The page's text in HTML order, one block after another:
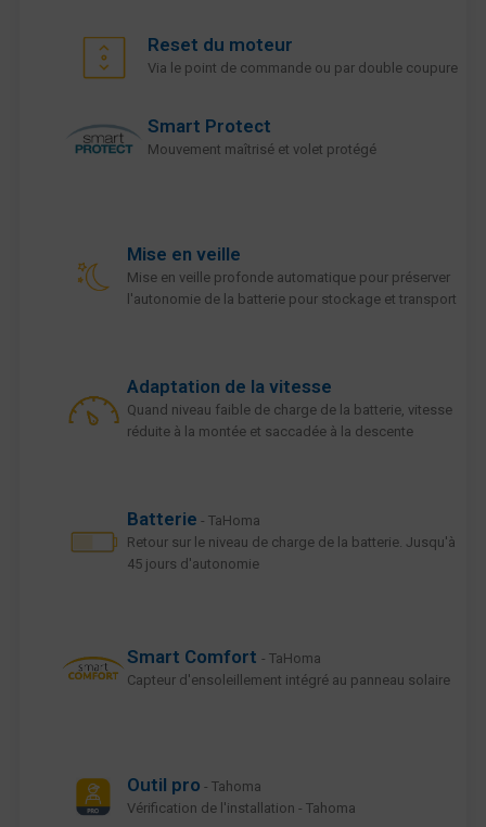
Reset du moteur
Via le point de commande ou par double coupure
Smart Protect
Mouvement maîtrisé et volet protégé
Mise en veille
Mise en veille profonde automatique pour préserver
l'autonomie de la batterie pour stockage et transport
Adaptation de la vitesse
Quand niveau faible de charge de la batterie, vitesse
réduite à la montée et saccadée à la descente
Batterie - TaHoma
Retour sur le niveau de charge de la batterie. Jusqu'à
45 jours d'autonomie
Smart Comfort- TaHoma
Capteur d'ensoleillement intégré au panneau solaire
Outil pro - Tahoma
Vérification de l'installation - Tahoma